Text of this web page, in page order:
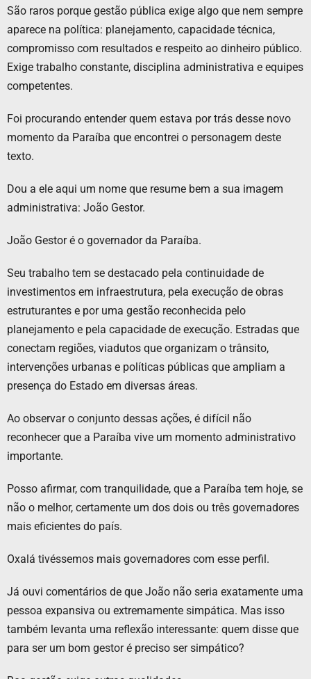
São raros porque gestão pública exige algo que nem sempre
aparece na política: planejamento, capacidade técnica,
compromisso com resultados e respeito ao dinheiro público.
Exige trabalho constante, disciplina administrativa e equipes
competentes.
Foi procurando entender quem estava por trás desse novo
momento da Paraíba que encontrei o personagem deste
texto.
Dou a ele aqui um nome que resume bem a sua imagem
administrativa: João Gestor.
João Gestor é o governador da Paraíba.
Seu trabalho tem se destacado pela continuidade de
investimentos em infraestrutura, pela execução de obras
estruturantes e por uma gestão reconhecida pelo
planejamento e pela capacidade de execução. Estradas que
conectam regiões, viadutos que organizam o trânsito,
intervenções urbanas e políticas públicas que ampliam a
presença do Estado em diversas áreas.
Ao observar o conjunto dessas ações, é difícil não
reconhecer que a Paraíba vive um momento administrativo
importante.
Posso afirmar, com tranquilidade, que a Paraíba tem hoje, se
não o melhor, certamente um dos dois ou três governadores
mais eficientes do país.
Oxalá tivéssemos mais governadores com esse perfil.
Já ouvi comentários de que João não seria exatamente uma
pessoa expansiva ou extremamente simpática. Mas isso
também levanta uma reflexão interessante: quem disse que
para ser um bom gestor é preciso ser simpático?